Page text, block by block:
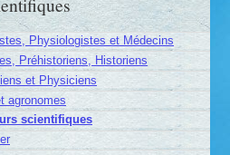
Physiologistes et Médecins
Préhistoriens, Historiens
et Physiciens
agronomes
scientifiques